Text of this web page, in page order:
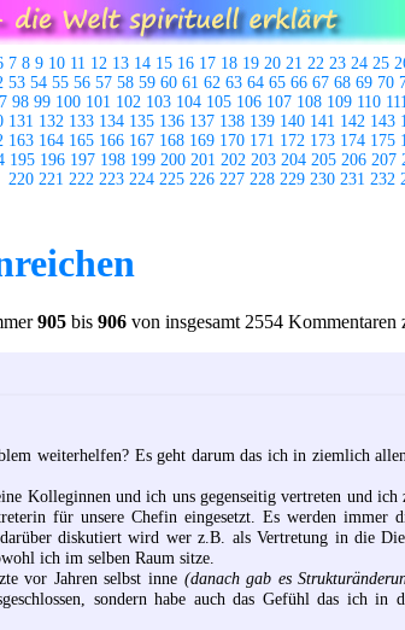
7 8 9 10 11 12 13 14 15 16 17 18 19 20 21 22 23 24 25
53 54 55 56 57 58 59 60 61 62 63 64 65 66 67 68 69 70
98 99 100 101 102 103 104 105 106 107 108 109 110
131 132 133 134 135 136 137 138 139 140 141 142 143
163 164 165 166 167 168 169 170 171 172 173 174 175
195 196 197 198 199 200 201 202 203 204 205 206 207
220 221 222 223 224 225 226 227 228 229 230 231 232
905 bis 906 von insgesamt 2554 Kommentaren
weiterhelfen? Es geht darum das ich in ziemlich
Kolleginnen und ich uns gegenseitig vertreten und
für unsere Chefin eingesetzt. Es werden
diskutiert wird wer z.B. als Vertretung in die
ich im selben Raum sitze.
vor Jahren selbst inne (danach gab es
sondern habe auch das Gefühl das ich